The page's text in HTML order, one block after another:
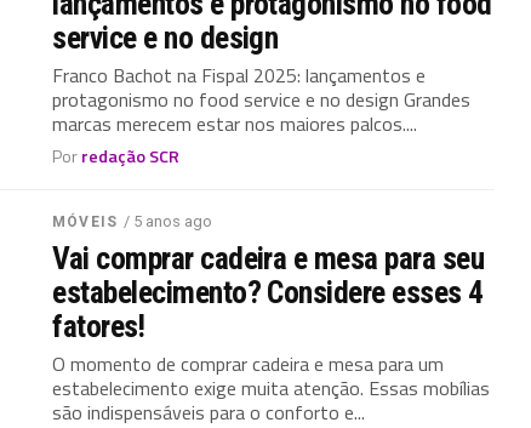
service e no design
Franco Bachot na Fispal 2025: lançamentos e
protagonismo no food service e no design Grandes
marcas merecem estar nos maiores palcos....
Porredação SCR
MÓVEIS / 5 anos ago
Vai comprar cadeira e mesa para seu
estabelecimento? Considere esses 4
fatores!
O momento de comprar cadeira e mesa para um
estabelecimento exige muita atenção. Essas mobílias
são indispensáveis para o conforto e...